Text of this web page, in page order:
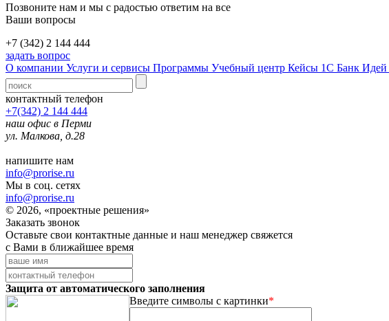
Позвоните нам и мы с радостью ответим на все
Ваши вопросы
+7 (342) 2 144 444
задать вопрос
О компании Услуги и сервисы Программы Учебный центр Кейсы 1С Банк Идей
контактный телефон
+7(342) 2 144 444
наш офис в Перми
ул. Малкова, д.28
напишите нам
info@prorise.ru
Мы в соц. сетях
info@prorise.ru
© 2026, «проектные решения»
Заказать звонок
Оставьте свои контактные данные и наш менеджер свяжется
с Вами в ближайшее время
Защита от автоматического заполнения
Введите символы с картинки*